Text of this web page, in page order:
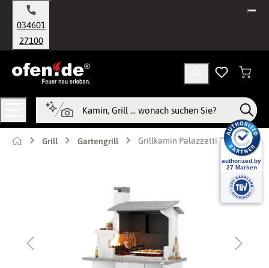
springen
034601
27100
Grill Gartengrill Grillkamin Palazzetti Trinidad 2